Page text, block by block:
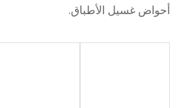
أحواض غسيل الأطباق.